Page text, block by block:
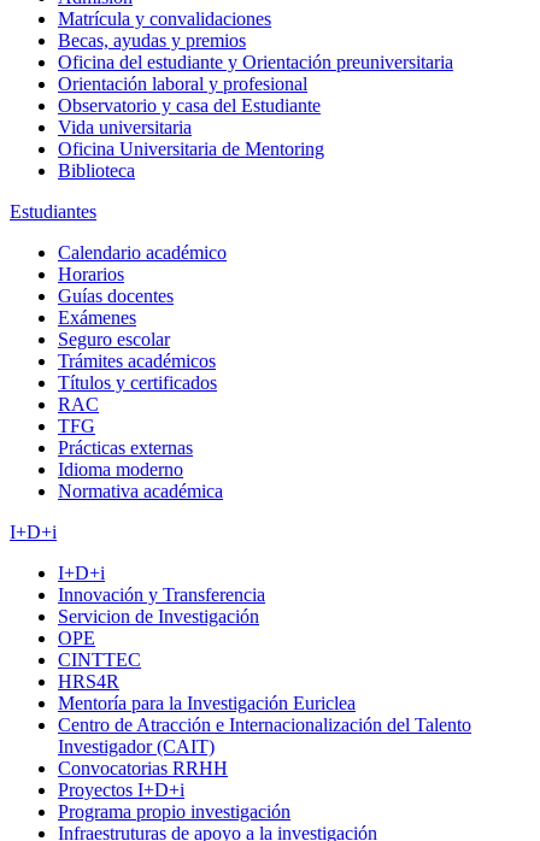
Matrícula y convalidaciones
Becas, ayudas y premios
Oficina del estudiante y Orientación preuniversitaria
Orientación laboral y profesional
Observatorio y casa del Estudiante
Vida universitaria
Oficina Universitaria de Mentoring
Biblioteca
Estudiantes
Calendario académico
Horarios
Guías docentes
Exámenes
Seguro escolar
Trámites académicos
Títulos y certificados
RAC
TFG
Prácticas externas
Idioma moderno
Normativa académica
I+D+i
I+D+i
Innovación y Transferencia
Servicion de Investigación
OPE
CINTTEC
HRS4R
Mentoría para la Investigación Euriclea
Centro de Atracción e Internacionalización del Talento
Investigador (CAIT)
Convocatorias RRHH
Proyectos I+D+i
Programa propio investigación
Infraestruturas de apoyo a la investigación